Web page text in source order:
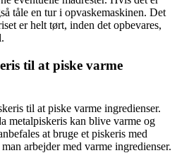
tåle en tur i opvaskemaskinen. Det
er helt tørt, inden det opbevares,
til at piske varme
til at piske varme ingredienser.
metalpiskeris kan blive varme og
at bruge et piskeris med
arbejder med varme ingredienser.